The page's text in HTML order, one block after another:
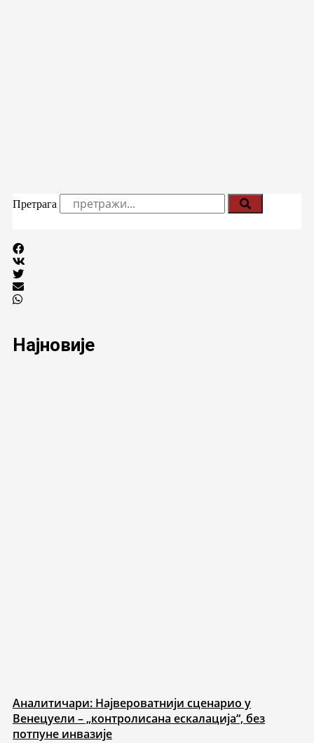
Претрага
Најновије
Аналитичари: Највероватнији сценарио у
Венецуели – „контролисана ескалација“, без
потпуне инвазије